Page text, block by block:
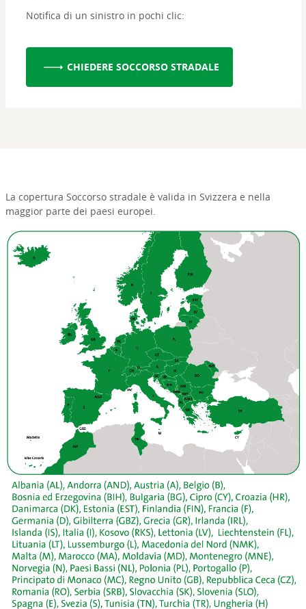
Notifica di un sinistro in pochi clic:
CHIEDERE SOCCORSO STRADALE
La copertura Soccorso stradale è valida in Svizzera e nella
maggior parte dei paesi europei.